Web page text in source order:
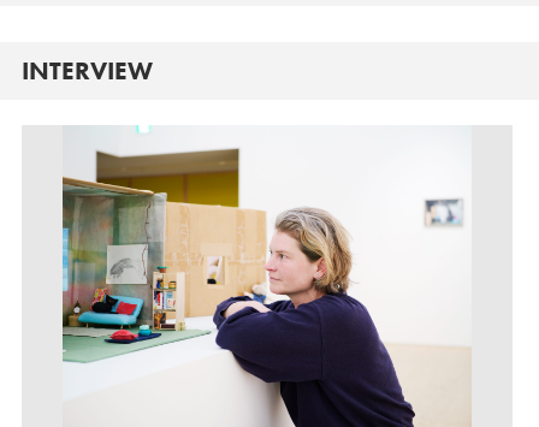
INTERVIEW